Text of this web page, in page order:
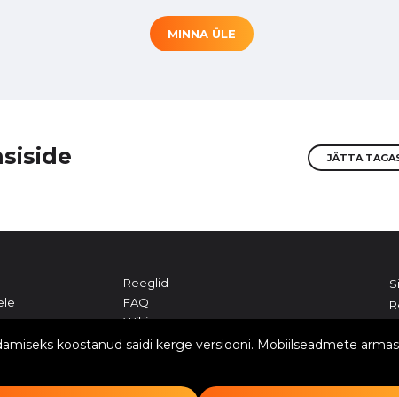
MINNA ÜLE
JÄTTA
Reeglid
FAQ
Wiki
Saidi kaart
koostanud saidi kerge versiooni. Mobiilseadmete